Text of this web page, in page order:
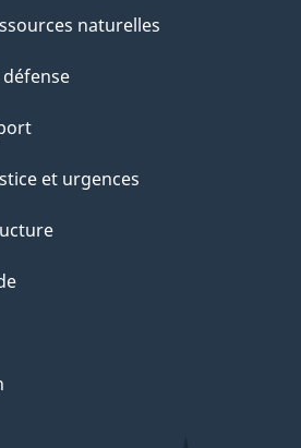
naturelles
et urgences